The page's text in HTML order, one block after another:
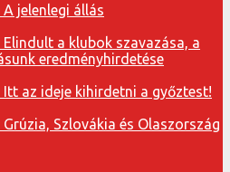
A jelenlegi állás
Elindult a klubok szavazása, a
eredményhirdetése
Itt az ideje kihirdetni a győztest!
Grúzia, Szlovákia és Olaszország